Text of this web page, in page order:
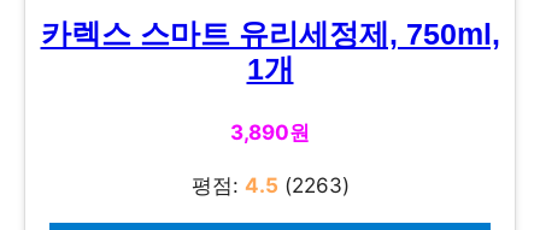
카렉스 스마트 유리세정제, 750ml,
1개
3,890원
평점: 4.5 (2263)